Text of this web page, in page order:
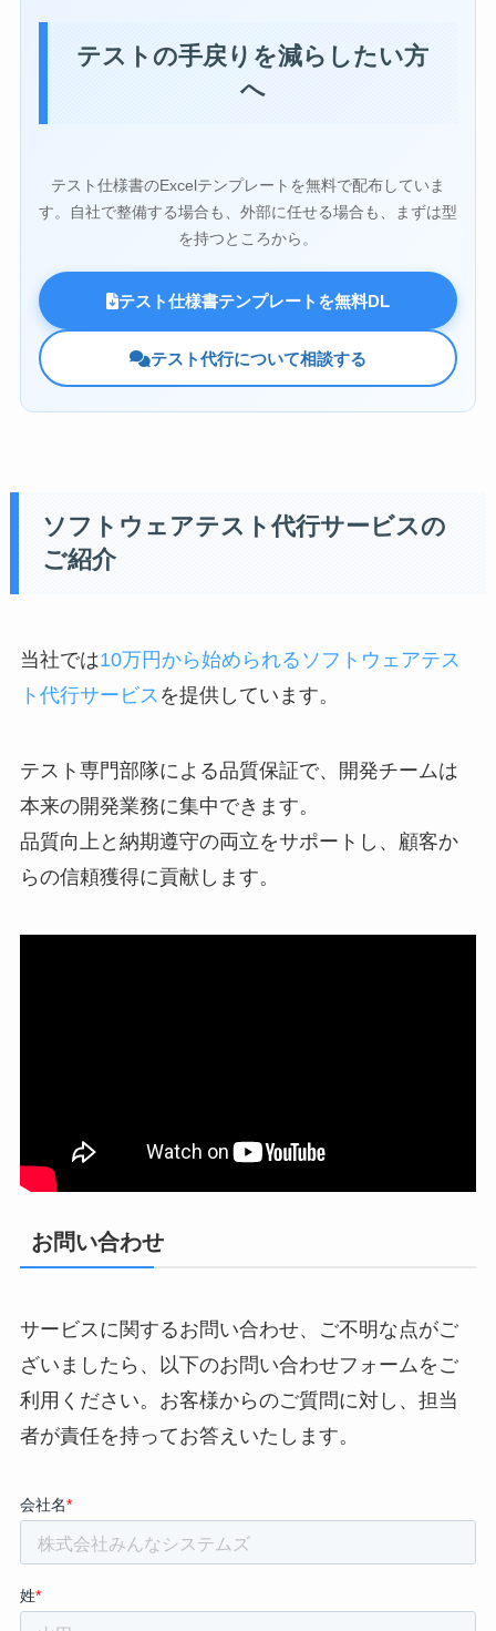
テストの手戻りを減らしたい方
へ
テスト仕様書のExcelテンプレートを無料で配布していま
す。自社で整備する場合も、外部に任せる場合も、まずは型
を持つところから。
テスト仕様書テンプレートを無料DL
テスト代行について相談する
ソフトウェアテスト代行サービスの
ご紹介
当社では10万円から始められるソフトウェアテス
ト代行サービス を提供しています。
テスト専門部隊による品質保証で、開発チームは
本来の開発業務に集中できます。
品質向上と納期遵守の両立をサポートし、顧客か
らの信頼獲得に貢献します。
お問い合わせ
サービスに関するお問い合わせ、ご不明な点がご
ざいましたら、以下のお問い合わせフォームをご
利用ください。お客様からのご質問に対し、担当
者が責任を持ってお答えいたします。